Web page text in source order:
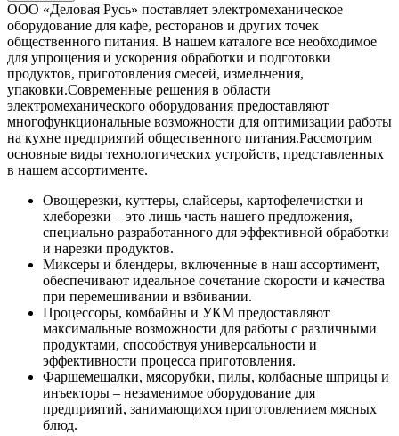
ООО «Деловая Русь» поставляет электромеханическое
оборудование для кафе, ресторанов и других точек
общественного питания. В нашем каталоге все необходимое
для упрощения и ускорения обработки и подготовки
продуктов, приготовления смесей, измельчения,
упаковки.Современные решения в области
электромеханического оборудования предоставляют
многофункциональные возможности для оптимизации работы
на кухне предприятий общественного питания.Рассмотрим
основные виды технологических устройств, представленных
в нашем ассортименте.
Овощерезки, куттеры, слайсеры, картофелечистки и
хлеборезки – это лишь часть нашего предложения,
специально разработанного для эффективной обработки
и нарезки продуктов.
Миксеры и блендеры, включенные в наш ассортимент,
обеспечивают идеальное сочетание скорости и качества
при перемешивании и взбивании.
Процессоры, комбайны и УКМ предоставляют
максимальные возможности для работы с различными
продуктами, способствуя универсальности и
эффективности процесса приготовления.
Фаршемешалки, мясорубки, пилы, колбасные шприцы и
инъекторы – незаменимое оборудование для
предприятий, занимающихся приготовлением мясных
блюд.